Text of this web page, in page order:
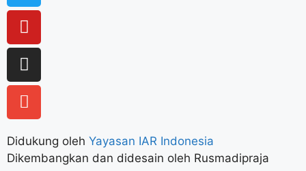
Didukung oleh Yayasan IAR Indonesia
Dikembangkan dan didesain oleh Rusmadipraja